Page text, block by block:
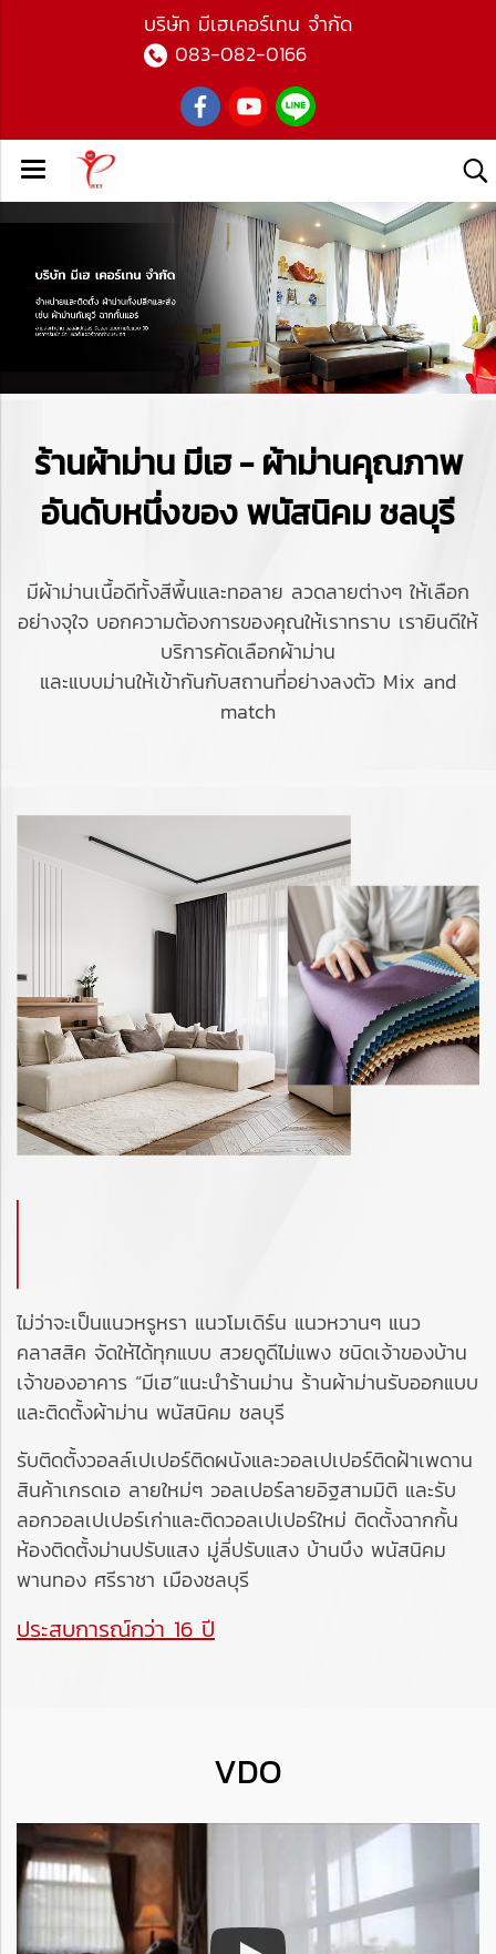
บริษัท มีเฮเคอร์เทน จำกัด
083-082-0166
ร้านผ้าม่าน มีเฮ - ผ้าม่านคุณภาพ
อันดับหนึ่งของ พนัสนิคม ชลบุรี
มีผ้าม่านเนื้อดีทั้งสีพื้นและทอลาย ลวดลายต่างๆ ให้เลือก
อย่างจุใจ บอกความต้องการของคุณให้เราทราบ เรายินดีให้
บริการคัดเลือกผ้าม่าน
และแบบม่านให้เข้ากันกับสถานที่อย่างลงตัว Mix and
match
ไม่ว่าจะเป็นแนวหรูหรา แนวโมเดิร์น แนวหวานๆ แนว
คลาสสิค จัดให้ได้ทุกแบบ สวยดูดีไม่แพง ชนิดเจ้าของบ้าน
เจ้าของอาคาร “มีเฮ”แนะนำร้านม่าน ร้านผ้าม่านรับออกแบบ
และติดตั้งผ้าม่าน พนัสนิคม ชลบุรี
รับติดตั้งวอลล์เปเปอร์ติดผนังและวอลเปเปอร์ติดฝ้าเพดาน
สินค้าเกรดเอ ลายใหม่ๆ วอลเปอร์ลายอิฐสามมิติ และรับ
ลอกวอลเปเปอร์เก่าและติดวอลเปเปอร์ใหม่ ติดตั้งฉากกั้น
ห้องติดตั้งม่านปรับแสง มู่ลี่ปรับแสง บ้านบึง พนัสนิคม
พานทอง ศรีราชา เมืองชลบุรี
ประสบการณ์กว่า 16 ปี
VDO